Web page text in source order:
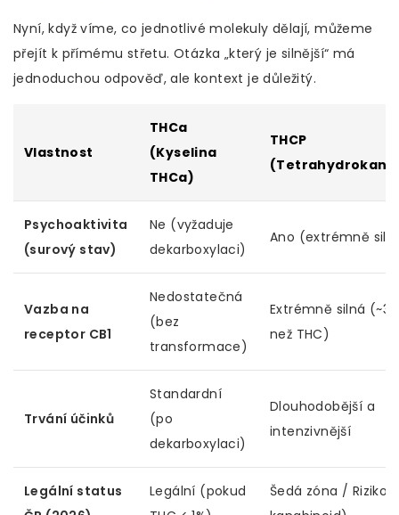
Nyní, když víme, co jednotlivé molekuly dělají, můžeme
přejít k přímému střetu. Otázka „který je silnější“ má
jednoduchou odpověď, ale kontext je důležitý.
Vlastnost
THCa
(Kyselina
THCa)
THCP
Psychoaktivita
(surový stav)
Ne (vyžaduje
dekarboxylaci)
Ano (extrémně
Vazba na
receptor CB1
Nedostatečná
(bez
transformace)
Extrémně silná
než THC)
Trvání účinků
Standardní
(po
dekarboxylaci)
Dlouhodobější a
intenzivnější
Legální status
Legální (pokud
Šedá zóna /